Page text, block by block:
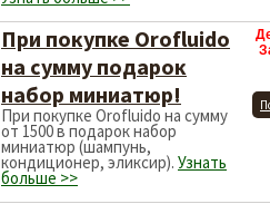
При покупке Orofluido
на сумму подарок
набор миниатюр!
При покупке Orofluido на сумму
от 1500 в подарок набор
миниатюр (шампунь,
кондиционер, эликсир). Узнать
больше >>